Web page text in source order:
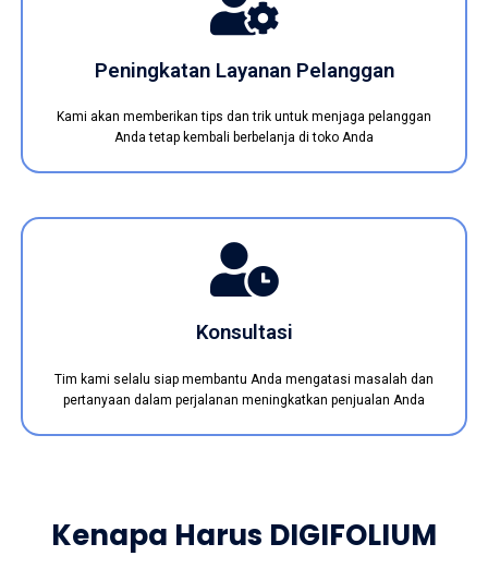
Peningkatan Layanan Pelanggan
Kami akan memberikan tips dan trik untuk menjaga pelanggan
Anda tetap kembali berbelanja di toko Anda
Konsultasi
Tim kami selalu siap membantu Anda mengatasi masalah dan
pertanyaan dalam perjalanan meningkatkan penjualan Anda
Kenapa Harus DIGIFOLIUM